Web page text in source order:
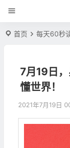
首页 每天60秒
7月19日
懂世界！
2021年7月19日